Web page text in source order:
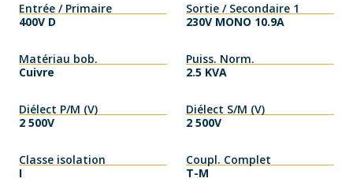
Entrée / Primaire
400V D
Sortie / Secondaire 1
230V MONO 10.9A
Matériau bob.
Cuivre
Puiss. Norm.
2.5 KVA
Diélect P/M (V)
2 500V
Diélect S/M (V)
2 500V
Classe isolation
I
Coupl. Complet
T-M